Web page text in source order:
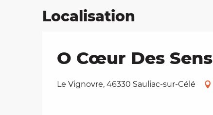
Localisation
O Cœur Des Sens
Le Vignovre, 46330 Sauliac-sur-Célé